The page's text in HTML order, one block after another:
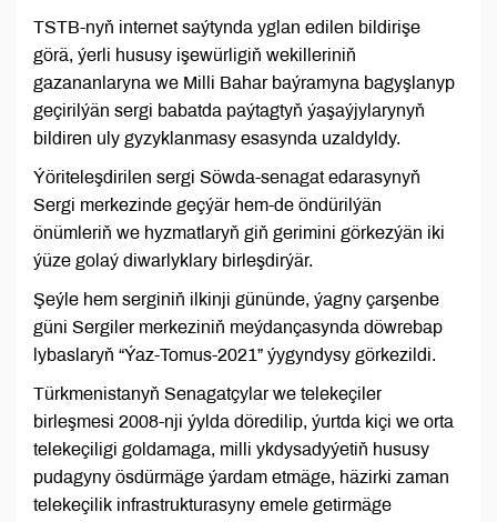
TSTB-nyň internet saýtynda yglan edilen bildirişe
görä, ýerli hususy işewürligiň wekilleriniň
gazananlaryna we Milli Bahar baýramyna bagyşlanyp
geçirilýän sergi babatda paýtagtyň ýaşaýjylarynyň
bildiren uly gyzyklanmasy esasynda uzaldyldy.
Ýöriteleşdirilen sergi Söwda-senagat edarasynyň
Sergi merkezinde geçýär hem-de öndürilýän
önümleriň we hyzmatlaryň giň gerimini görkezýän iki
ýüze golaý diwarlyklary birleşdirýär.
Şeýle hem serginiň ilkinji gününde, ýagny çarşenbe
güni Sergiler merkeziniň meýdançasynda döwrebap
lybaslaryň “Ýaz-Tomus-2021” ýygyndysy görkezildi.
Türkmenistanyň Senagatçylar we telekeçiler
birleşmesi 2008-nji ýylda döredilip, ýurtda kiçi we orta
telekeçiligi goldamaga, milli ykdysadyýetiň hususy
pudagyny ösdürmäge ýardam etmäge, häzirki zaman
telekeçilik infrastrukturasyny emele getirmäge